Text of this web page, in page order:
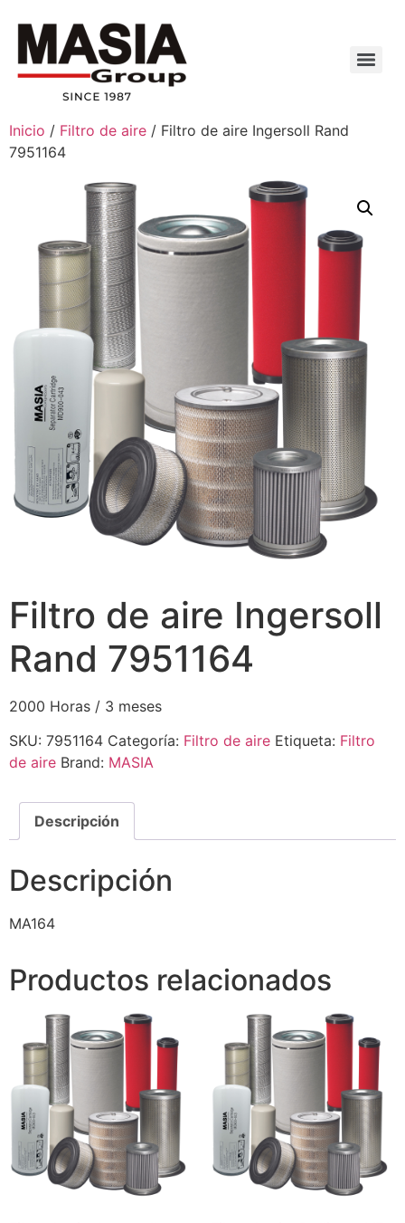
Inicio / Filtro de aire / Filtro de aire Ingersoll Rand
7951164
Filtro de aire Ingersoll
Rand 7951164
2000 Horas / 3 meses
SKU: 7951164 Categoría: Filtro de aire Etiqueta: Filtro
de aire Brand: MASIA
Descripción
Descripción
MA164
Productos relacionados